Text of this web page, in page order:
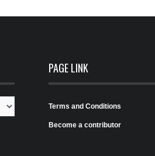
PAGE LINK
Terms and Conditions
Become a contributor